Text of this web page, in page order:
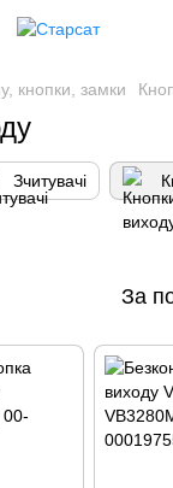
кнопки, замки
Зчитувачі
За